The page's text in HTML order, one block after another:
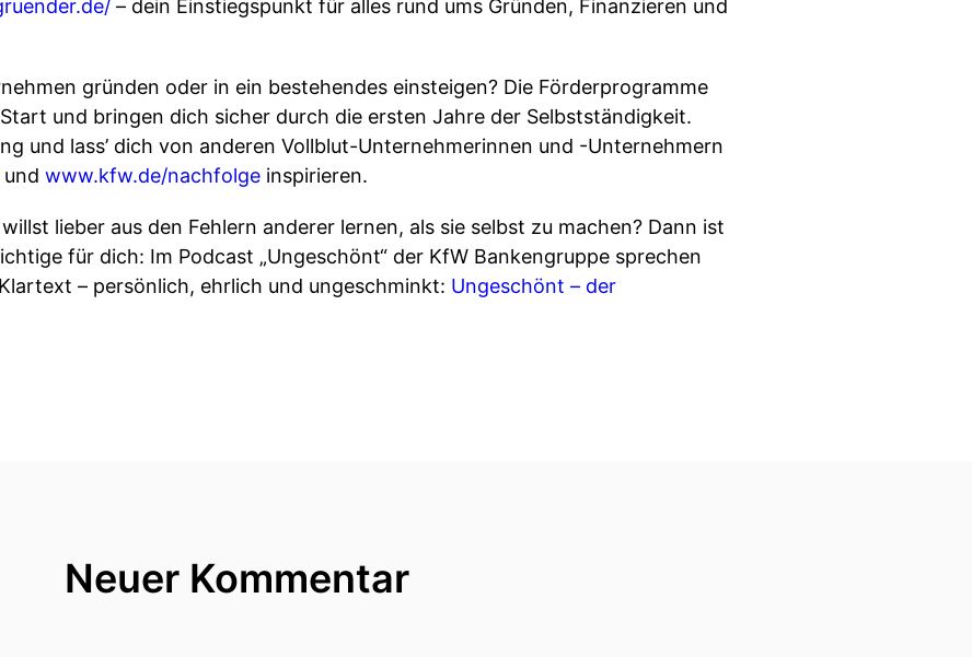
– dein Einstiegspunkt für alles rund ums Gründen, Finanzieren und
gründen oder in ein bestehendes einsteigen? Die Förderprogramme
und bringen dich sicher durch die ersten Jahre der Selbstständigkeit.
und lass’ dich von anderen Vollblut-Unternehmerinnen und -Unternehmern
und www.kfw.de/nachfolge inspirieren.
lieber aus den Fehlern anderer lernen, als sie selbst zu machen? Dann ist
für dich: Im Podcast „Ungeschönt“ der KfW Bankengruppe sprechen
– persönlich, ehrlich und ungeschminkt: Ungeschönt – der
Neuer Kommentar